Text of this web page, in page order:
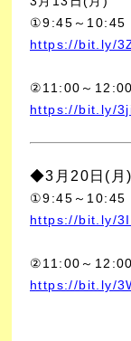
①9:45～10:45
https://bit.ly/
②11:00～12:00
https://bit.ly/
◆3月20日 (月)
①9:45～10:45
https://bit.ly/
②11:00～12:00
https://bit.ly/